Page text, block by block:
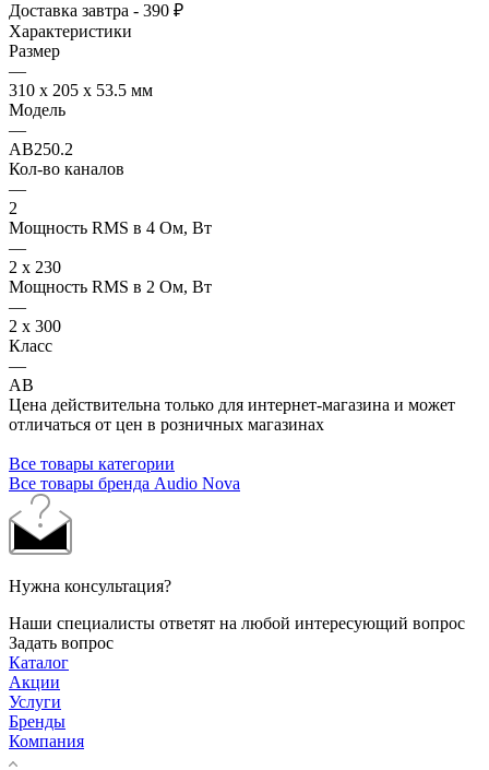
Доставка завтра - 390 ₽
Характеристики
Размер
—
310 x 205 x 53.5 мм
Модель
—
AB250.2
Кол-во каналов
—
2
Мощность RMS в 4 Ом, Вт
—
2 x 230
Мощность RMS в 2 Ом, Вт
—
2 x 300
Класс
—
AB
Цена действительна только для интернет-магазина и может
отличаться от цен в розничных магазинах
Все товары категории
Все товары бренда Audio Nova
Нужна консультация?
Наши специалисты ответят на любой интересующий вопрос
Задать вопрос
Каталог
Акции
Услуги
Бренды
Компания